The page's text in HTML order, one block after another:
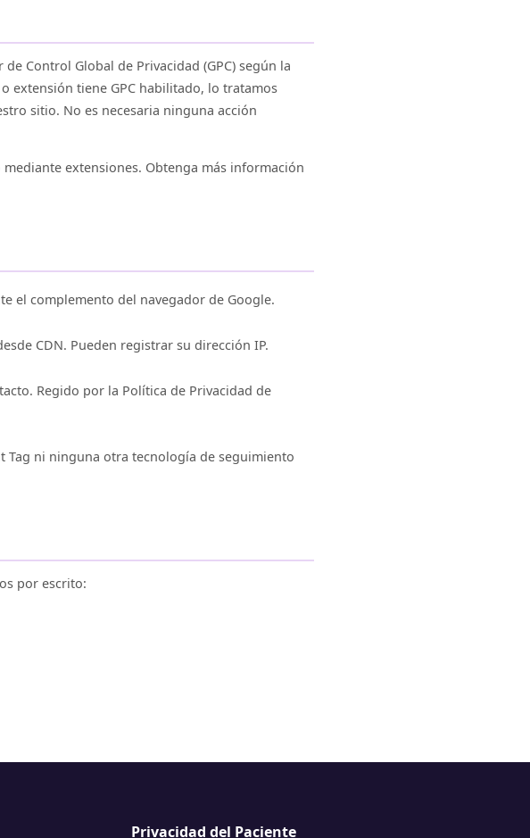
Control Global de Privacidad (GPC) según la
o extensión tiene GPC habilitado, lo tratamos
sitio. No es necesaria ninguna acción
extensiones. Obtenga más información
el complemento del navegador de Google.
CDN. Pueden registrar su dirección IP.
Regido por la Política de Privacidad de
Tag ni ninguna otra tecnología de seguimiento
por escrito:
Privacidad del Paciente